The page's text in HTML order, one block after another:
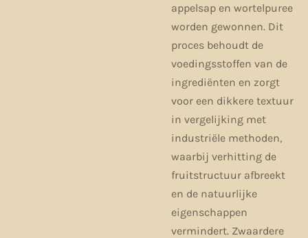
appelsap en wortelpuree
worden gewonnen. Dit
proces behoudt de
voedingsstoffen van de
ingrediënten en zorgt
voor een dikkere textuur
in vergelijking met
industriële methoden,
waarbij verhitting de
fruitstructuur afbreekt
en de natuurlijke
eigenschappen
vermindert. Zwaardere